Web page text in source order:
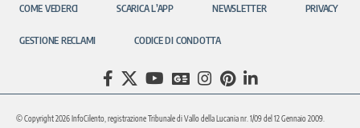
COME VEDERCI SCARICA L’APP NEWSLETTER PRIVACY
GESTIONE RECLAMI CODICE DI CONDOTTA
© Copyright 2026 InfoCilento, registrazione Tribunale di Vallo della Lucania nr. 1/09 del 12 Gennaio 2009.